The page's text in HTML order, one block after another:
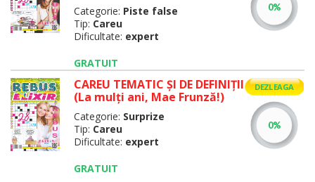
Categorie: Piste false
Tip: Careu
Dificultate: expert
GRATUIT
CAREU TEMATIC ȘI DE DEFINIȚII
(La mulţi ani, Mae Frunză!)
Categorie: Surprize
Tip: Careu
Dificultate: expert
GRATUIT
DEZLEAGA